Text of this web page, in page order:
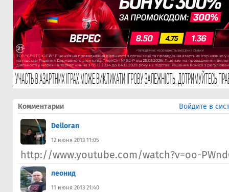
Комментарии Войдите в
Delloran
12 июня 2013 11:05
http://www.youtube.com/watch?v=oo-
леонид
11 июня 2013 21:40